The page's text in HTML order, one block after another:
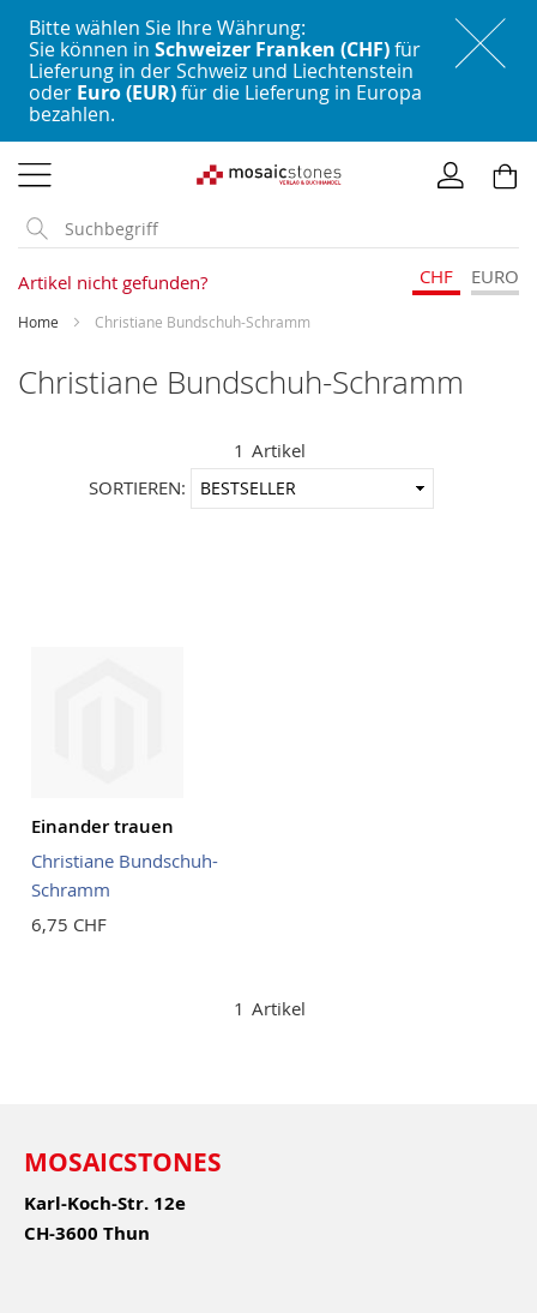
Bitte wählen Sie Ihre Währung:
Sie können in Schweizer Franken (CHF)für
Lieferung in der Schweiz und Liechtenstein
oder Euro (EUR)für die Lieferung in Europa
bezahlen.
zum
Inhalt
Artikel nicht gefunden? CHF EURO
Home Christiane Bundschuh-Schramm
Christiane Bundschuh-Schramm
1 Artikel
SORTIEREN:
Einander trauen
Christiane Bundschuh-
Schramm
6,75 CHF
1 Artikel
MOSAICSTONES
Karl-Koch-Str. 12e
CH-3600 Thun